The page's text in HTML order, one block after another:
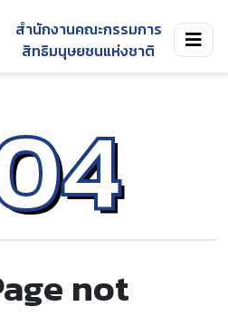
สำนักงานคณะกรรมการ
สิทธิมนุษยชนแห่งชาติ
not